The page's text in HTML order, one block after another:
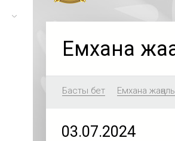
Емхана
Басты бет Емхана
03.07.2024